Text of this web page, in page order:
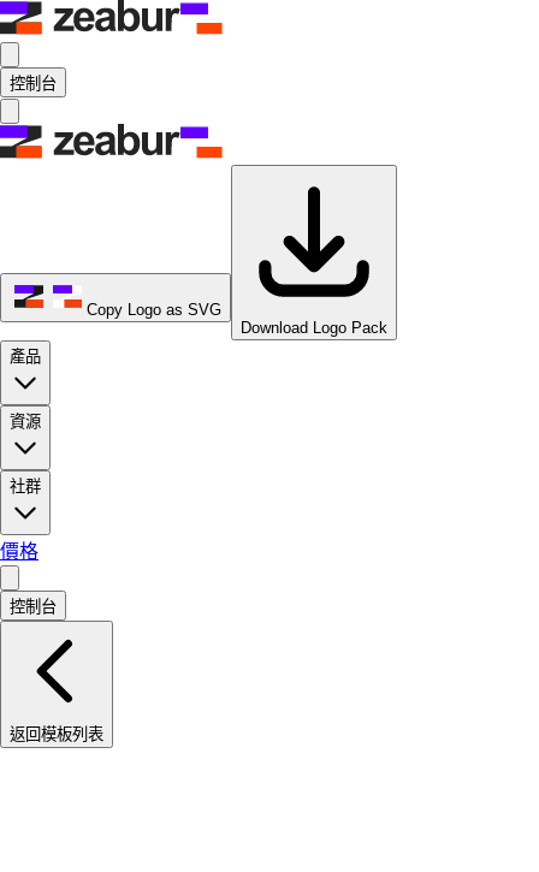
控制台
Copy Logo as SVG
Download Logo Pack
產品
資源
社群
價格
控制台
返回模板列表